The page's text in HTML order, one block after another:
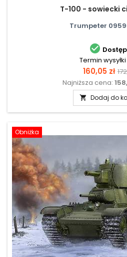
T-100 - sowiecki
Trumpeter

Termin wysyłki
Cena
160,05 zł
Najniższa cena:
 Dodaj do
Obniżka